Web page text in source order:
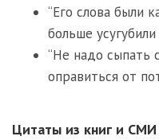
“Его слова были
больше
“Не надо сыпать
оправиться от
Цитаты из книг и СМИ